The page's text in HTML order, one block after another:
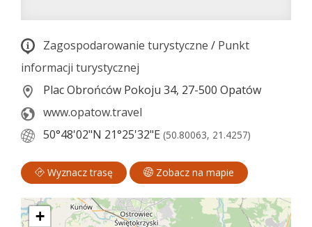
Zagospodarowanie turystyczne / Punkt
informacji turystycznej
Plac Obrońców Pokoju 34, 27-500 Opatów
www.opatow.travel
50°48'02"N 21°25'32"E (50.80063, 21.4257)
Wyznacz trasę Zobacz na mapie
+